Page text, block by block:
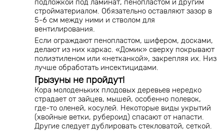
подложкой под ламинат, пенопластом и другим
стройматериалом. Обязательно оставляют зазор в
5-6 см между ними и стволом для
вентилирования.
Если ограждают пенопластом, шифером, досками,
делают из них каркас. «Домик» сверху покрывают
полиэтиленом или «нетканкой», закрепляя их. Низ
лучше обработать инсектицидами.
Грызуны не пройдут!
Кора молоденьких плодовых деревьев нередко
страдает от зайцев, мышей, особенно полевок,
где-то оленей, косулей. Некоторые виды укрытий
(хвойные ветки, рубероид) спасают от напасти.
Другие следует дублировать стекловатой, сеткой.